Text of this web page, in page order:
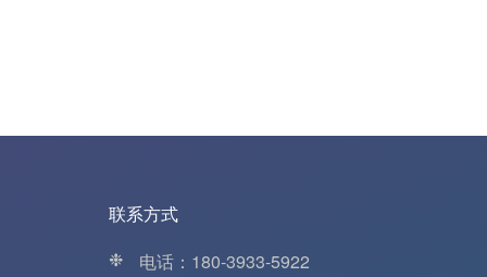
联系方式
❉
电话：180-3933-5922